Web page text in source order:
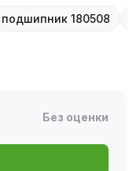
подшипник 180508
Без оценки